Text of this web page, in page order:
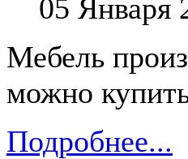
05 Января
Мебель
можно
Подробнее...